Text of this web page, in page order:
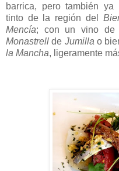
barrica, pero también ya
tinto de la región del
Mencía; con un vino de
Monastrell de Jumilla o
la Mancha, ligeramente